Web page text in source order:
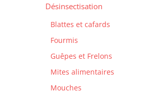
Désinsectisation
Blattes et cafards
Fourmis
Guêpes et Frelons
Mites alimentaires
Mouches